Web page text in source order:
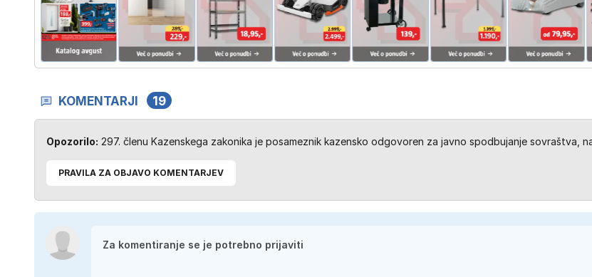
KOMENTARJI 19
Opozorilo: 297. členu Kazenskega zakonika je posameznik kazensko odgovoren za javno spodbujanje sovraštva,
PRAVILA ZA OBJAVO KOMENTARJEV